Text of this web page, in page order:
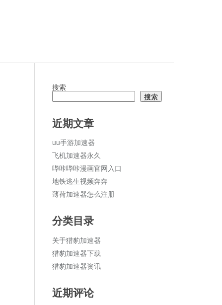
搜索
搜索
近期文章
uu手游加速器
飞机加速器永久
哔咔哔咔漫画官网入口
地铁逃生视频奔奔
薄荷加速器怎么注册
分类目录
关于猎豹加速器
猎豹加速器下载
猎豹加速器资讯
近期评论